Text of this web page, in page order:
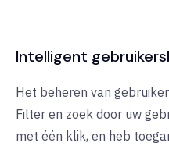
Intelligent
Het beheren van
Filter en zoek door uw
met één klik, en heb